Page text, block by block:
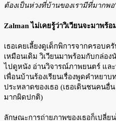
ต้องเป็นห่วงที่บ้านของเรามีที่มากพ
Zalman ไม่เคยรู้ว่าวิเวียนจะมาพร้
เธอเคยเลี้ยงดูเด็กพิการจากครอบค
เหมือนเดิม วิเวียนมาพร้อมกับกล่อง
ไปดูหนัง อ่านวิจารณ์ภาพยนตร์ และ
เพื่อนบ้านร้องเรียนเรื่องพูดคำหยา
ประหลาดของเธอ (เธอเดินชนคนอื่
มากผิดปกติ)
ลักษณะการถ่ายภาพของเธอก็เปลี่